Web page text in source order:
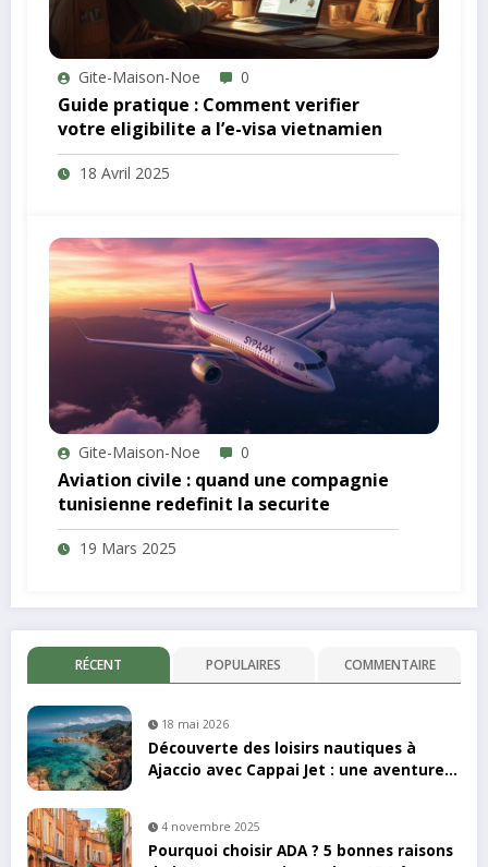
Gite-Maison-Noe 0
Guide pratique : Comment verifier
votre eligibilite a l’e-visa vietnamien
18 Avril 2025
Gite-Maison-Noe 0
Aviation civile : quand une compagnie
tunisienne redefinit la securite
19 Mars 2025
RÉCENT POPULAIRES COMMENTAIRE
18 mai 2026
Découverte des loisirs nautiques à
Ajaccio avec Cappai Jet : une aventure
4 novembre 2025
Pourquoi choisir ADA ? 5 bonnes raisons